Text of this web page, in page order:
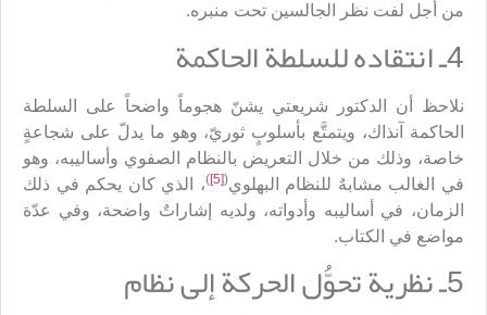
من أجل لفت نظر الجالسين تحت منبره.
4ـ انتقاده للسلطة الحاكمة
نلاحظ أن الدكتور شريعتي يشنّ هجوماً واضحاً على السلطة
الحاكمة آنذاك، ويتمتَّع بأسلوبٍ ثوريّ، وهو ما يدلّ على شجاعةٍ
خاصة، وذلك من خلال التعريض بالنظام الصفوي وأساليبه، وهو
في الغالب مشابهٌ للنظام البهلوي(
[5]
)، الذي كان يحكم في ذلك
الزمان، في أساليبه وأدواته، ولديه إشاراتٌ واضحة، وفي عدّة
مواضع في الكتاب.
5ـ نظرية تحوُّل الحركة إلى نظام